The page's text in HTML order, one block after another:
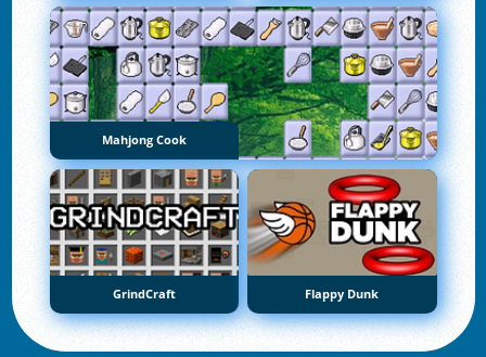
Mahjong Cook
GrindCraft Flappy Dunk